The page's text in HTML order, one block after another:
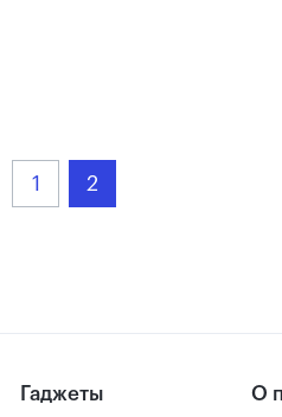
1 2
Гаджеты О